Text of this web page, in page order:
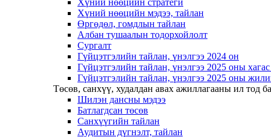
Хүний нөөцийн стратеги
Хүний нөөцийн мэдээ, тайлан
Өргөдөл, гомдлын тайлан
Албан тушаалын тодорхойлолт
Сургалт
Гүйцэтгэлийн тайлан, үнэлгээ 2024 он
Гүйцэтгэлийн тайлан, үнэлгээ 2025 оны
Гүйцэтгэлийн тайлан, үнэлгээ 2025 оны
Төсөв, санхүү, худалдан авах ажиллагааны ил тод
Шилэн дансны мэдээ
Батлагдсан төсөв
Санхүүгийн тайлан
Аудитын дүгнэлт, тайлан